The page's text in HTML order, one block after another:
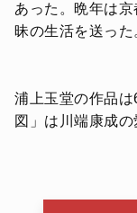
あった。晩年は
昧の生活を送った
浦上玉堂の作品
図」は川端康成の